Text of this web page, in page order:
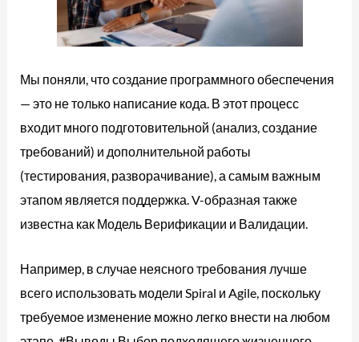
Мы поняли, что создание программного обеспечения
— это не только написание кода. В этот процесс
входит много подготовительной (анализ, создание
требований) и дополнительной работы
(тестирования, разворачивание), а самым важным
этапом является поддержка. V-образная также
известна как Модель Верификации и Валидации.
Например, в случае неясного требования лучше
всего использовать модели Spiral и Agile, поскольку
требуемое изменение можно легко внести на любом